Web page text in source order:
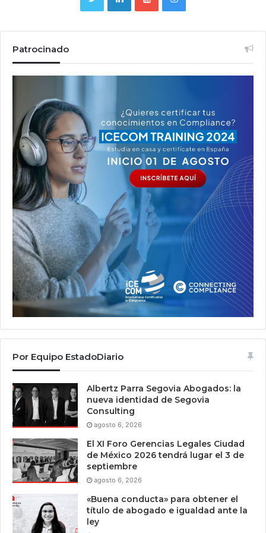
Patrocinado
Por Equipo EstadoDiario
Albertz Parra Segovia Abogados: la
nueva identidad de Segovia
Consulting
agosto 6, 2026
El XI Foro Gerencias Legales Ciudad
de México 2026 tendrá lugar el 3 de
septiembre
agosto 6, 2026
«Buena conducta» para obtener el
título de abogado e igualdad ante la
ley